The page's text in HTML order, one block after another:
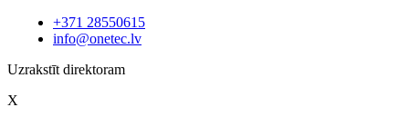
+371 28550615
info@onetec.lv
Uzrakstīt direktoram
X